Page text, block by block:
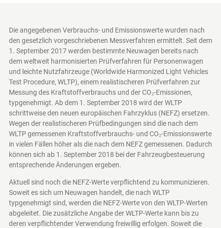
Die angegebenen Verbrauchs- und Emissionswerte wurden nach
den gesetzlich vorgeschriebenen Messverfahren ermittelt. Seit dem
1. September 2017 werden bestimmte Neuwagen bereits nach
dem weltweit harmonisierten Prüfverfahren für Personenwagen
und leichte Nutzfahrzeuge (Worldwide Harmonized Light Vehicles
Test Procedure, WLTP), einem realistischeren Prüfverfahren zur
Messung des Kraftstoffverbrauchs und der CO₂-Emissionen,
typgenehmigt. Ab dem 1. September 2018 wird der WLTP
schrittweise den neuen europäischen Fahrzyklus (NEFZ) ersetzen.
Wegen der realistischeren Prüfbedingungen sind die nach dem
WLTP gemessenen Kraftstoffverbrauchs- und CO₂-Emissionswerte
in vielen Fällen höher als die nach dem NEFZ gemessenen. Dadurch
können sich ab 1. September 2018 bei der Fahrzeugbesteuerung
entsprechende Änderungen ergeben.
Aktuell sind noch die NEFZ-Werte verpflichtend zu kommunizieren.
Soweit es sich um Neuwagen handelt, die nach WLTP
typgenehmigt sind, werden die NEFZ-Werte von den WLTP-Werten
abgeleitet. Die zusätzliche Angabe der WLTP-Werte kann bis zu
deren verpflichtender Verwendung freiwillig erfolgen. Soweit die